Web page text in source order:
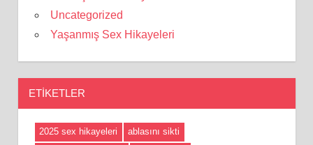
Uncategorized
Yaşanmış Sex Hikayeleri
ETIKETLER
2025 sex hikayeleri
ablasını sikti